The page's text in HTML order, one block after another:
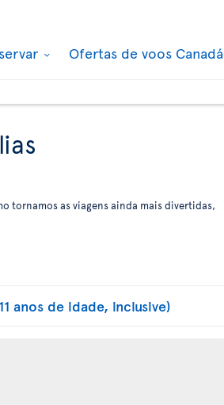
Ofertas de voos Canadá
tornamos as viagens ainda mais divertidas,
anos de idade, inclusive)